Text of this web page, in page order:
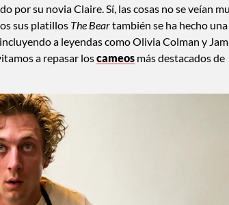
por su novia Claire. Sí, las cosas no se veían
sus platillos The Beartambién se ha hecho una
a leyendas como Olivia Colman y
a repasar loscameos más destacados de